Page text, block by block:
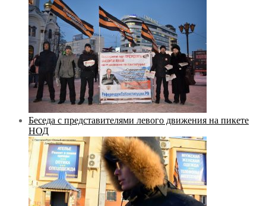
Беседа с представителями левого движения на пикете
НОД